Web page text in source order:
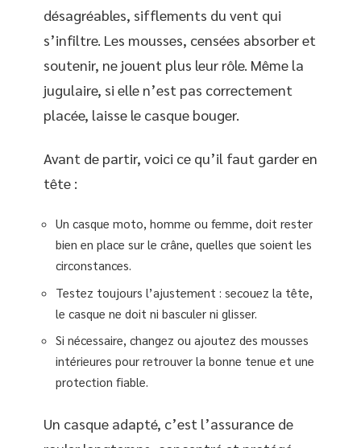
désagréables, sifflements du vent qui
s’infiltre. Les mousses, censées absorber et
soutenir, ne jouent plus leur rôle. Même la
jugulaire, si elle n’est pas correctement
placée, laisse le casque bouger.
Avant de partir, voici ce qu’il faut garder en
tête :
Un casque moto, homme ou femme, doit rester
bien en place sur le crâne, quelles que soient les
circonstances.
Testez toujours l’ajustement : secouez la tête,
le casque ne doit ni basculer ni glisser.
Si nécessaire, changez ou ajoutez des mousses
intérieures pour retrouver la bonne tenue et une
protection fiable.
Un casque adapté, c’est l’assurance de